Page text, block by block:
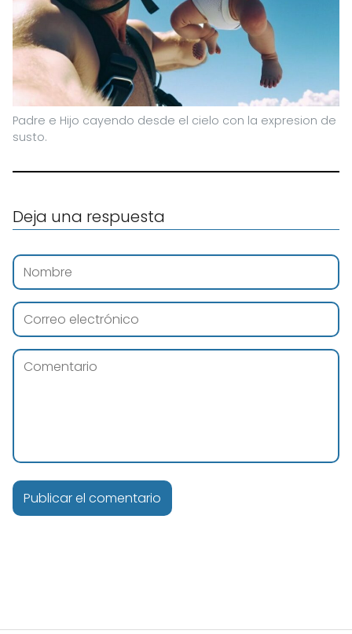
Padre e Hijo cayendo desde el cielo con la expresion de
susto.
Deja una respuesta